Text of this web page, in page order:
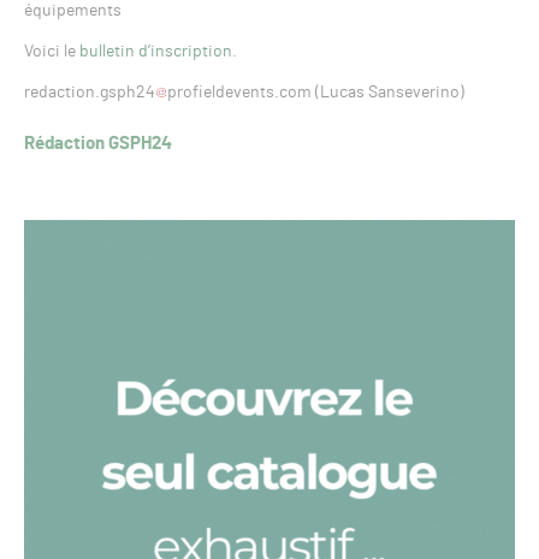
équipements
Voici lebulletin d’inscription.
redaction.gsph24 profieldevents.com (Lucas Sanseverino)
Rédaction GSPH24